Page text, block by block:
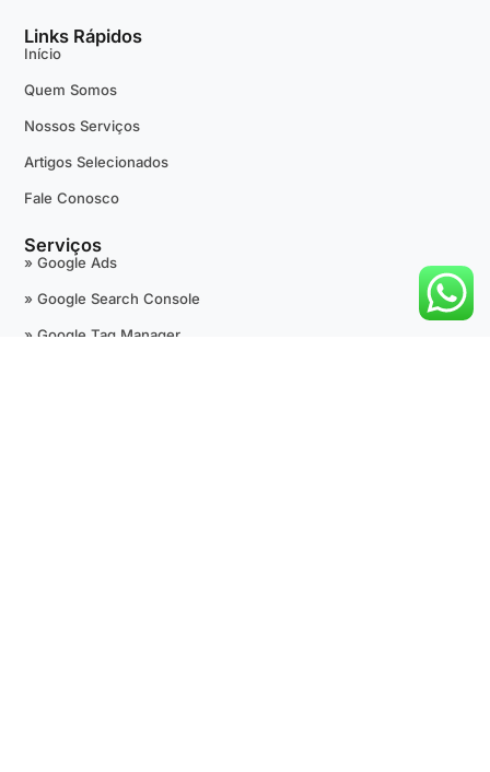
Links Rápidos
Início
Quem Somos
Nossos Serviços
Artigos Selecionados
Fale Conosco
Serviços
» Google Ads
» Google Search Console
» Google Tag Manager